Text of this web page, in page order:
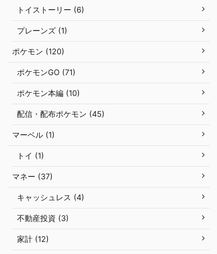
トイストーリー (6)
プレーンズ (1)
ポケモン (120)
ポケモンGO (71)
ポケモン本編 (10)
配信・配布ポケモン (45)
マーベル (1)
トイ (1)
マネー (37)
キャッシュレス (4)
不動産投資 (3)
家計 (12)